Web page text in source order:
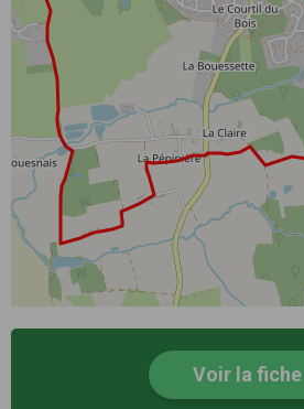
Voir la fiche